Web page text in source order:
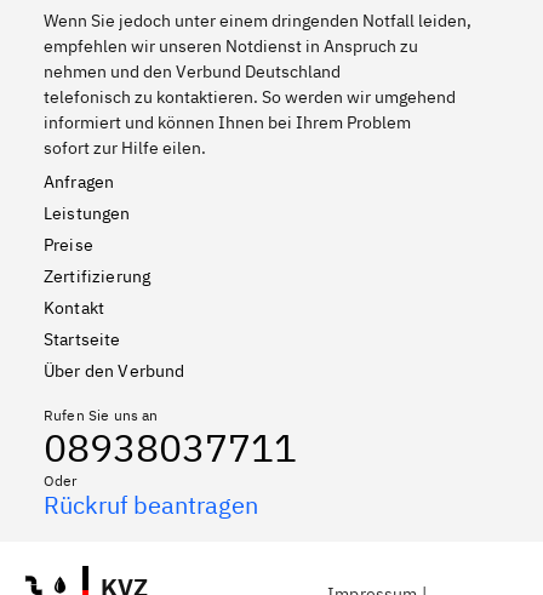
Wenn Sie jedoch unter einem dringenden Notfall leiden,
empfehlen wir unseren Notdienst in Anspruch zu
nehmen und den Verbund Deutschland
telefonisch zu kontaktieren. So werden wir umgehend
informiert und können Ihnen bei Ihrem Problem
sofort zur Hilfe eilen.
Anfragen
Leistungen
Preise
Zertifizierung
Kontakt
Startseite
Über den Verbund
Rufen Sie uns an
08938037711
Oder
Rückruf beantragen
KVZ